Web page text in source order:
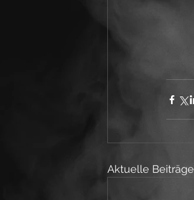
Aktuelle Beiträge